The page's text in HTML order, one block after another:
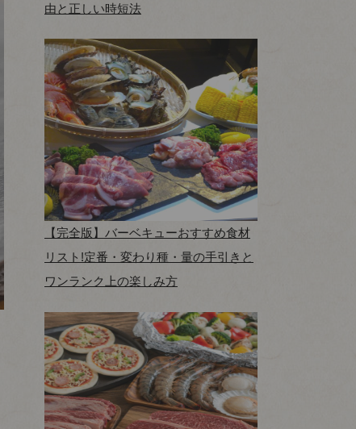
由と正しい時短法
【完全版】バーベキューおすすめ食材
リスト!定番・変わり種・量の手引きと
ワンランク上の楽しみ方